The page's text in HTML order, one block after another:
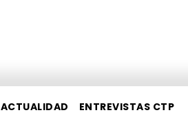
ACTUALIDAD ENTREVISTAS CTP